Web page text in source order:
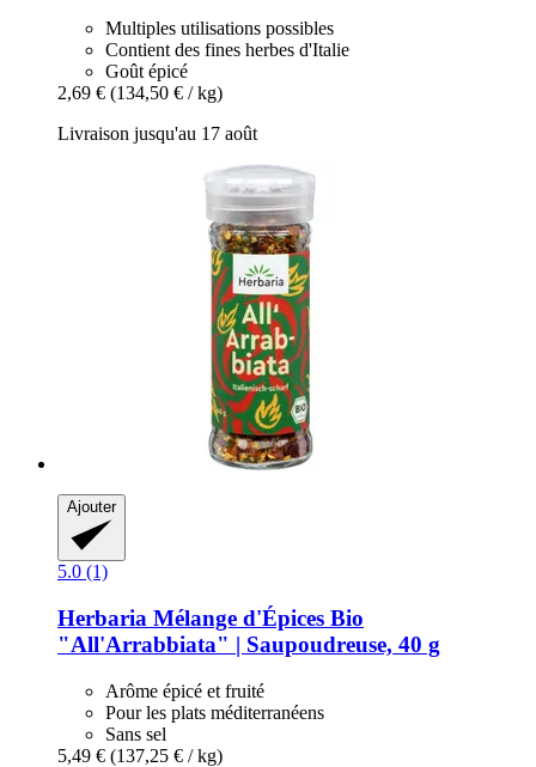
Multiples utilisations possibles
Contient des fines herbes d'Italie
Goût épicé
2,69 € (134,50 € / kg)
Livraison jusqu'au 17 août
Ajouter
5.0 (1)
Herbaria Mélange d'Épices Bio
"All'Arrabbiata" | Saupoudreuse, 40 g
Arôme épicé et fruité
Pour les plats méditerranéens
Sans sel
5,49 € (137,25 € / kg)